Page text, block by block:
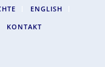
ENGLISH
KONTAKT